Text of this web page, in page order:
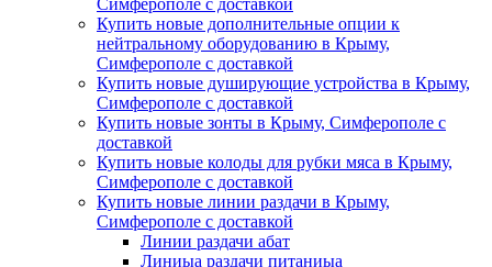
Симферополе с доставкой
Купить новые дополнительные опции к
нейтральному оборудованию в Крыму,
Симферополе с доставкой
Купить новые душирующие устройства в Крыму,
Симферополе с доставкой
Купить новые зонты в Крыму, Симферополе с
доставкой
Купить новые колоды для рубки мяса в Крыму,
Симферополе с доставкой
Купить новые линии раздачи в Крыму,
Симферополе с доставкой
Линии раздачи абат
Линиыа раздачи питаниыа